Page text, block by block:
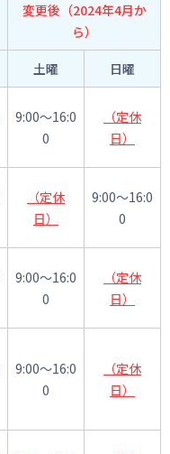
変更後（2024年4月か
ら）
土曜 日曜
9:00～16:0
0
（定休
日）
（定休
日）
9:00～16:0
0
9:00～16:0
0
（定休
日）
9:00～16:0
0
（定休
日）